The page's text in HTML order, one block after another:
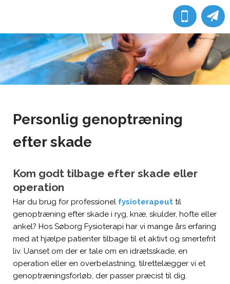
Personlig genoptræning
efter skade
Kom godt tilbage efter skade eller
operation
​Har du brug for professionel fysioterapeuttil
genoptræning efter skade i ryg, knæ, skulder, hofte eller
ankel? Hos Søborg Fysioterapi har vi mange års erfaring
med at hjælpe patienter tilbage til et aktivt og smertefrit
liv. Uanset om der er tale om en idrætsskade, en
operation eller en overbelastning, tilrettelægger vi et
genoptræningsforløb, der passer præcist til dig.